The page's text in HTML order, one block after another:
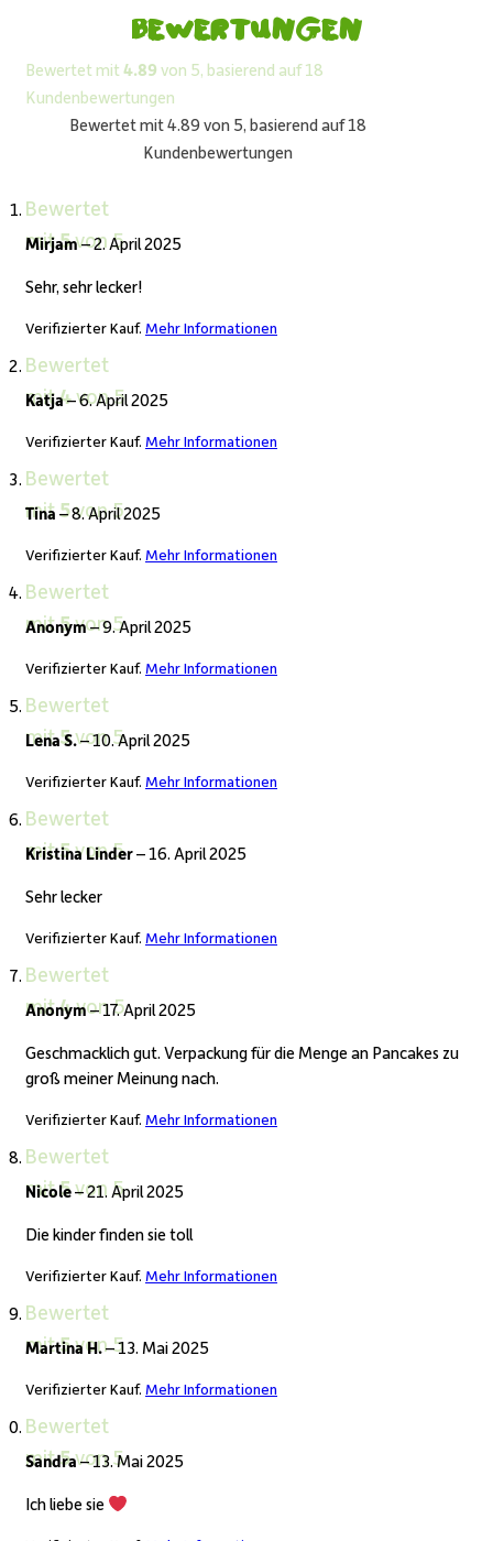
Bewertungen
Bewertet mit 4.89 von 5, basierend auf18
Kundenbewertungen
Bewertet mit 4.89 von 5, basierend auf 18
Kundenbewertungen
Bewertet
mit5von 5
Mirjam–2. April 2025
Sehr, sehr lecker!
Verifizierter Kauf. Mehr Informationen
Bewertet
mit4von 5
Katja–6. April 2025
Verifizierter Kauf. Mehr Informationen
Bewertet
mit5von 5
Tina –8. April 2025
Verifizierter Kauf. Mehr Informationen
Bewertet
mit5von 5
Anonym–9. April 2025
Verifizierter Kauf. Mehr Informationen
Bewertet
mit5von 5
Lena S.–10. April 2025
Verifizierter Kauf. Mehr Informationen
Bewertet
mit5von 5
Kristina Linder–16. April 2025
Sehr lecker
Verifizierter Kauf. Mehr Informationen
Bewertet
mit4von 5
Anonym–17. April 2025
Geschmacklich gut. Verpackung für die Menge an Pancakes zu
groß meiner Meinung nach.
Verifizierter Kauf. Mehr Informationen
Bewertet
mit5von 5
Nicole–21. April 2025
Die kinder finden sie toll
Verifizierter Kauf. Mehr Informationen
Bewertet
mit5von 5
Martina H.–13. Mai 2025
Verifizierter Kauf. Mehr Informationen
Bewertet
mit5von 5
Sandra–13. Mai 2025
Ich liebe sie